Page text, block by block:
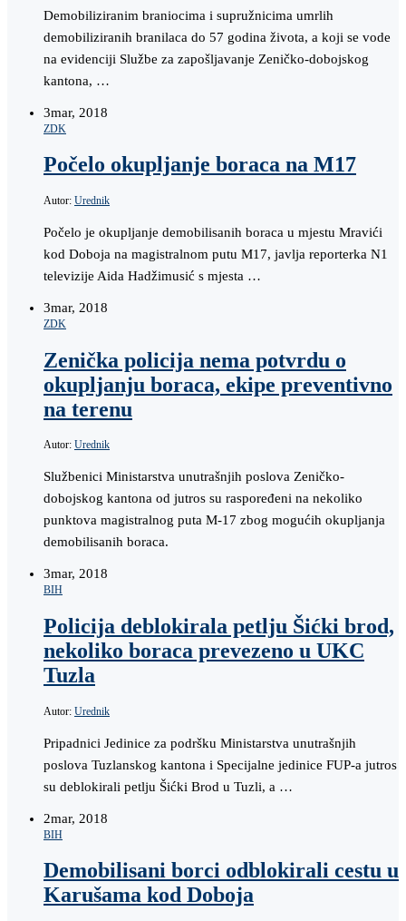
Demobiliziranim braniocima i supružnicima umrlih
demobiliziranih branilaca do 57 godina života, a koji se vode
na evidenciji Službe za zapošljavanje Zeničko-dobojskog
kantona, …
3mar, 2018
ZDK
Počelo okupljanje boraca na M17
Autor: Urednik
Počelo je okupljanje demobilisanih boraca u mjestu Mravići
kod Doboja na magistralnom putu M17, javlja reporterka N1
televizije Aida Hadžimusić s mjesta …
3mar, 2018
ZDK
Zenička policija nema potvrdu o
okupljanju boraca, ekipe preventivno
na terenu
Autor: Urednik
Službenici Ministarstva unutrašnjih poslova Zeničko-
dobojskog kantona od jutros su raspoređeni na nekoliko
punktova magistralnog puta M-17 zbog mogućih okupljanja
demobilisanih boraca.
3mar, 2018
BIH
Policija deblokirala petlju Šićki brod,
nekoliko boraca prevezeno u UKC
Tuzla
Autor: Urednik
Pripadnici Jedinice za podršku Ministarstva unutrašnjih
poslova Tuzlanskog kantona i Specijalne jedinice FUP-a jutros
su deblokirali petlju Šićki Brod u Tuzli, a …
2mar, 2018
BIH
Demobilisani borci odblokirali cestu u
Karušama kod Doboja